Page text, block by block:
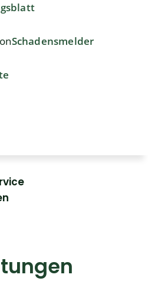
Schadensmelder